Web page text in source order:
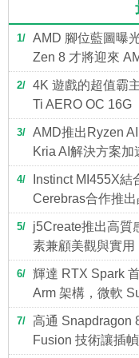
1
AMD 腳位藍圖曝
Zen 8 才將迎來
2
4K 遊戲的超值霸
Ti AERO OC 16G
3
AMD推出Ryzen
Kria AI解決方案
4
Instinct MI455X
Cerebras合作推
5
j5Create推出高質
素兼顧美觀與實用
6
輝達 RTX Spark
Arm 架構，微軟
7
高通 Snapdragon
Fusion 技術讓插